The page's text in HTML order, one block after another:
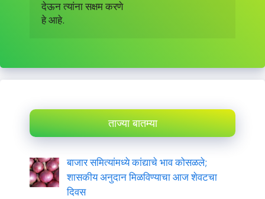
देऊन त्यांना सक्षम करणे
हे आहे.
ताज्या बातम्या
बाजार समित्यांमध्ये कांद्याचे भाव कोसळले;
शासकीय अनुदान मिळविण्याचा आज शेवटचा
दिवस